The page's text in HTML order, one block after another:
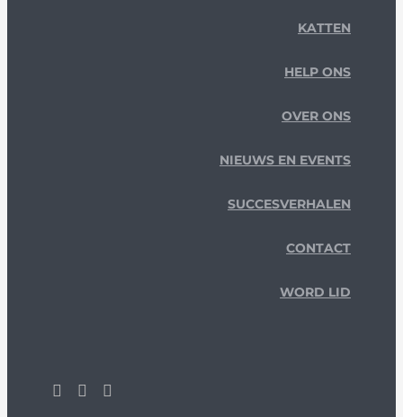
KATTEN
HELP ONS
OVER ONS
NIEUWS EN EVENTS
SUCCESVERHALEN
CONTACT
WORD LID